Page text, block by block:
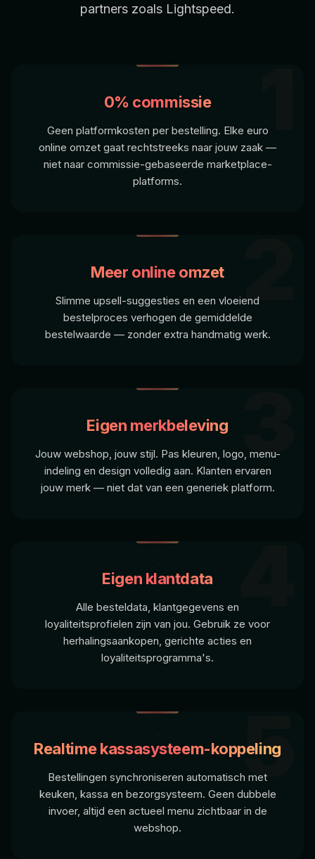
partners zoals Lightspeed.
1
0% commissie
Geen platformkosten per bestelling. Elke euro
online omzet gaat rechtstreeks naar jouw zaak —
niet naar commissie-gebaseerde marketplace-
platforms.
2
Meer online omzet
Slimme upsell-suggesties en een vloeiend
bestelproces verhogen de gemiddelde
bestelwaarde — zonder extra handmatig werk.
3
Eigen merkbeleving
Jouw webshop, jouw stijl. Pas kleuren, logo, menu-
indeling en design volledig aan. Klanten ervaren
jouw merk — niet dat van een generiek platform.
4
Eigen klantdata
Alle besteldata, klantgegevens en
loyaliteitsprofielen zijn van jou. Gebruik ze voor
herhalingsaankopen, gerichte acties en
loyaliteitsprogramma's.
5
Realtime kassasysteem-koppeling
Bestellingen synchroniseren automatisch met
keuken, kassa en bezorgsysteem. Geen dubbele
invoer, altijd een actueel menu zichtbaar in de
webshop.